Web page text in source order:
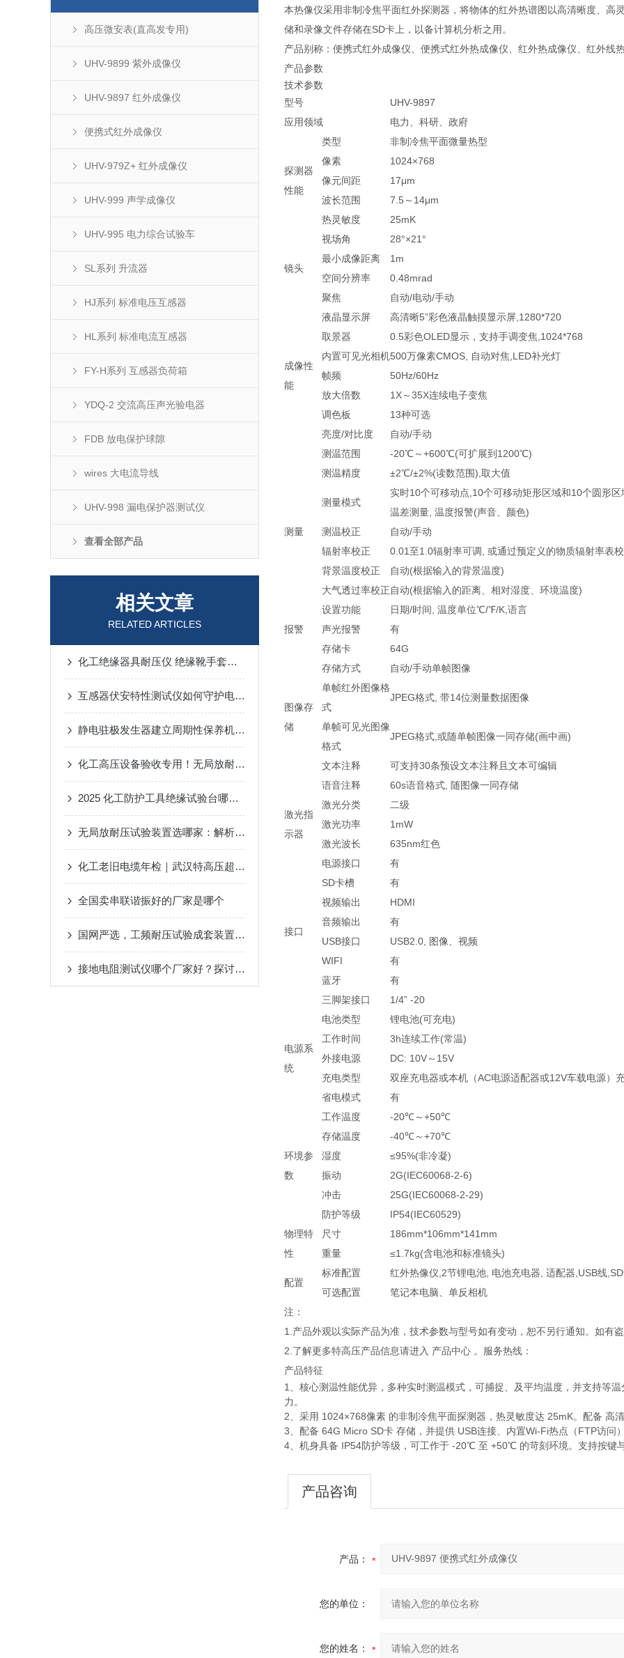
高压微安表(直高发专用)
UHV-9899 紫外成像仪
UHV-9897 红外成像仪
便携式红外成像仪
UHV-979Z+ 红外成像仪
UHV-999 声学成像仪
UHV-995 电力综合试验车
SL系列 升流器
HJ系列 标准电压互感器
HL系列 标准电流互感器
FY-H系列 互感器负荷箱
YDQ-2 交流高压声光验电器
FDB 放电保护球隙
wires 大电流导线
UHV-998 漏电保护器测试仪
查看全部产品
相关文章
RELATED ARTICLES
化工绝缘器具耐压仪 绝缘靴手套快速校验设备｜武汉特高压
互感器伏安特性测试仪如何守护电网安全？——武汉特高压的深度剖析
静电驻极发生器建立周期性保养机制的重要性介绍
化工高压设备验收专用！无局放耐压试验设备工况适配解析
2025 化工防护工具绝缘试验台哪个厂家好？武汉特高压抗腐智能适配受青睐
无局放耐压试验装置选哪家：解析武汉特高压试验装置的综合试验能力
化工老旧电缆年检｜武汉特高压超低频发生器试验不伤绝缘
全国卖串联谐振好的厂家是哪个
国网严选，工频耐压试验成套装置行业优选品牌，两大厂家优势解析
接地电阻测试仪哪个厂家好？探讨测试仪的核心性能，以武汉特高压电力为例
本热像仪采用非制冷焦平面红外探测器，将物体的红外热谱图以高清晰度、高
储和录像文件存储在SD卡上，以备计算机分析之用。
产品别称：便携式红外成像仪、便携式红外热成像仪、红外热成像仪、红外线
产品参数
技术参数
型号
UHV-9897
应用领域
电力、科研、政府
探测器
性能
类型
非制冷焦平面微量热型
像素
1024×768
像元间距
17μm
波长范围
7.5～14μm
热灵敏度
25mK
镜头
视场角
28°×21°
最小成像距离
1m
空间分辨率
0.48mrad
聚焦
自动/电动/手动
成像性
能
液晶显示屏
高清晰5”彩色液晶触摸显示屏,1280*720
取景器
0.5彩色OLED显示，支持手调变焦,1024*768
内置可见光相机500万像素CMOS, 自动对焦,LED补光灯
帧频
50Hz/60Hz
放大倍数
1X～35X连续电子变焦
调色板
13种可选
亮度/对比度
自动/手动
测量
测温范围
-20℃～+600℃(可扩展到1200℃)
测温精度
±2℃/±2%(读数范围),取大值
测量模式
实时10个可移动点,10个可移动矩形区域和10个圆形
温差测量, 温度报警(声音、颜色)
测温校正
自动/手动
辐射率校正
0.01至1.0辐射率可调, 或通过预定义的物质辐射率表
背景温度校正
自动(根据输入的背景温度)
大气透过率校正自动(根据输入的距离、相对湿度、环境温度)
设置功能
日期/时间, 温度单位℃/℉/K,语言
报警
声光报警 有
图像存
储
存储卡
64G
存储方式
自动/手动单帧图像
单帧红外图像格
式
JPEG格式, 带14位测量数据图像
单帧可见光图像
格式
JPEG格式,或随单帧图像一同存储(画中画)
文本注释
可支持30条预设文本注释且文本可编辑
语音注释
60s语音格式, 随图像一同存储
激光指
示器
激光分类
二级
激光功率
1mW
激光波长
635nm红色
接口
电源接口
有
SD卡槽
有
视频输出
HDMI
音频输出
有
USB接口
USB2.0, 图像、视频
WIFI
有
蓝牙
有
三脚架接口
1/4” -20
电源系
统
电池类型
锂电池(可充电)
工作时间
3h连续工作(常温)
外接电源
DC: 10V～15V
充电类型
双座充电器或本机（AC电源适配器或12V车载电源）
省电模式
有
环境参
数
工作温度
-20℃～+50℃
存储温度
-40℃～+70℃
湿度
≤95%(非冷凝)
振动
2G(IEC60068-2-6)
冲击
25G(IEC60068-2-29)
防护等级
IP54(IEC60529)
物理特
性
尺寸
186mm*106mm*141mm
重量
≤1.7kg(含电池和标准镜头)
配置
标准配置
红外热像仪,2节锂电池, 电池充电器, 适配器,USB线
可选配置
笔记本电脑、单反相机
注：
1.产品外观以实际产品为准，技术参数与型号如有变动，恕不另行通知。如有
2.了解更多特高压产品信息请进入 产品中心 。服务热线：
产品特征
1、核心测温性能优异，多种实时测温模式，可捕捉、及平均温度，并支持等
力。
2、采用 ‌1024×768像素‌ 的非制冷焦平面探测器，热灵敏度达 ‌25mK‌。配备 ‌高
3、配备 ‌64G Micro SD卡‌ 存储，并提供 ‌USB连接、内置Wi-Fi热点（FTP访问
4、机身具备 ‌IP54防护等级‌，可工作于 ‌-20℃ 至 +50℃‌ 的苛刻环境。支持‌按键
产品咨询
产品：
您的单位：
您的姓名：